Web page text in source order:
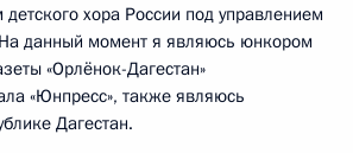
хора России под управлением
данный момент я являюсь юнкором
«Орлёнок-Дагестан»
«Юнпресс», также являюсь
Дагестан.